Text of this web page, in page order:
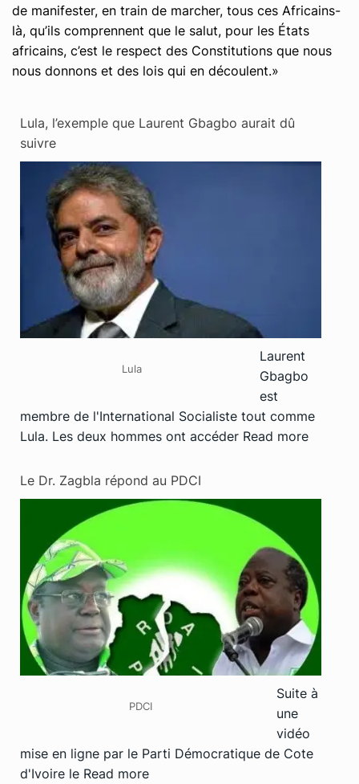
de manifester, en train de marcher, tous ces Africains-
là, qu’ils comprennent que le salut, pour les États
africains, c’est le respect des Constitutions que nous
nous donnons et des lois qui en découlent.»
Lula, l’exemple que Laurent Gbagbo aurait dû
suivre
Lula
Laurent
Gbagbo
est
membre de l'International Socialiste tout comme
Lula. Les deux hommes ont accéder Read more
Le Dr. Zagbla répond au PDCI
PDCI
Suite à
une
vidéo
mise en ligne par le Parti Démocratique de Cote
d'Ivoire le Read more